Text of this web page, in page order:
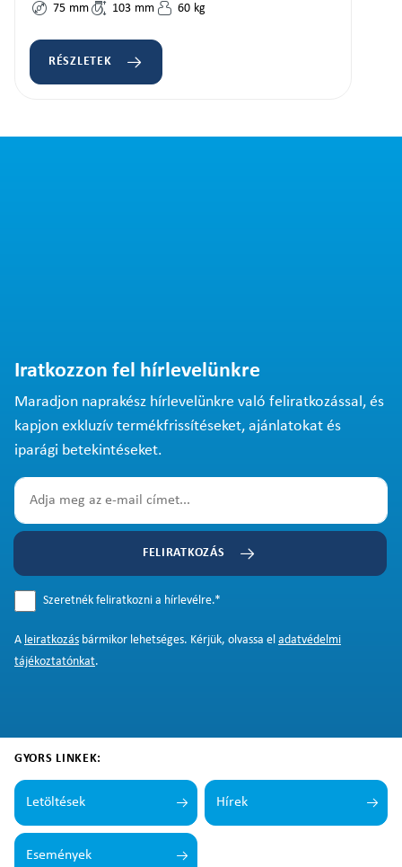
75 mm 103 mm 60 kg
RÉSZLETEK
Iratkozzon fel hírlevelünkre
Maradjon naprakész hírlevelünkre való feliratkozással, és
kapjon exkluzív termékfrissítéseket, ajánlatokat és
iparági betekintéseket.
FELIRATKOZÁS
Szeretnék feliratkozni a hírlevélre.*
A leiratkozás bármikor lehetséges. Kérjük, olvassa el adatvédelmi
tájékoztatónkat.
GYORS LINKEK:
Letöltések Hírek
Események